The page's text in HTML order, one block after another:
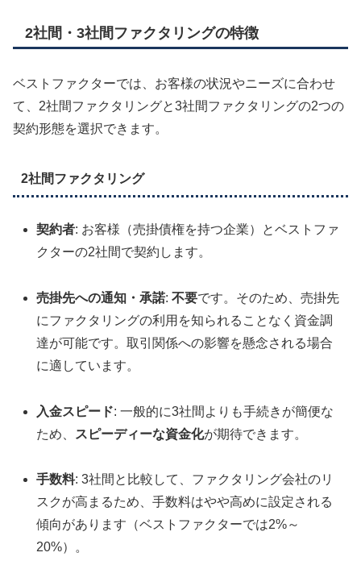
2社間・3社間ファクタリングの特徴
ベストファクターでは、お客様の状況やニーズに合わせ
て、2社間ファクタリングと3社間ファクタリングの2つの
契約形態を選択できます。
2社間ファクタリング
契約者: お客様（売掛債権を持つ企業）とベストファ
クターの2社間で契約します。
売掛先への通知・承諾:不要です。そのため、売掛先
にファクタリングの利用を知られることなく資金調
達が可能です。取引関係への影響を懸念される場合
に適しています。
入金スピード: 一般的に3社間よりも手続きが簡便な
ため、
スピーディーな資金化が期待できます。
手数料: 3社間と比較して、ファクタリング会社のリ
スクが高まるため、手数料はやや高めに設定される
傾向があります（ベストファクターでは2%～
20%）。